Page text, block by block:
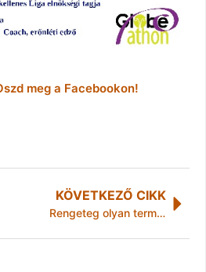
meg a Facebookon!
KÖVETKEZŐ CIKK
Rengeteg olyan terméket vásárolunk, amelyre nincs is szükségünk